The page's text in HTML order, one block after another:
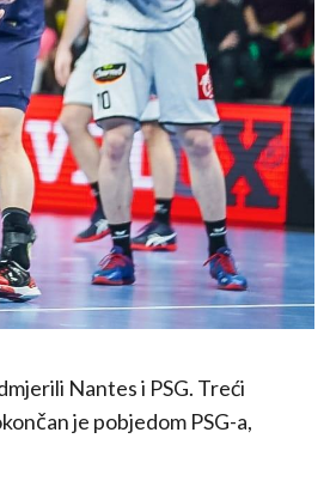
Nantes i PSG. Treći
je pobjedom PSG-a,